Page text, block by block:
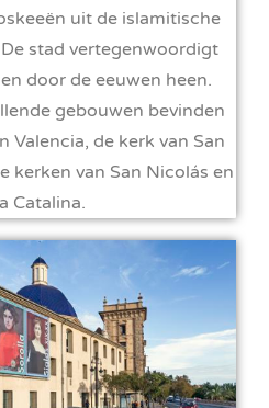
uit de islamitische
stad vertegenwoordigt
door de eeuwen heen.
gebouwen bevinden
Valencia, de kerk van San
kerken van San Nicolás en
Catalina.